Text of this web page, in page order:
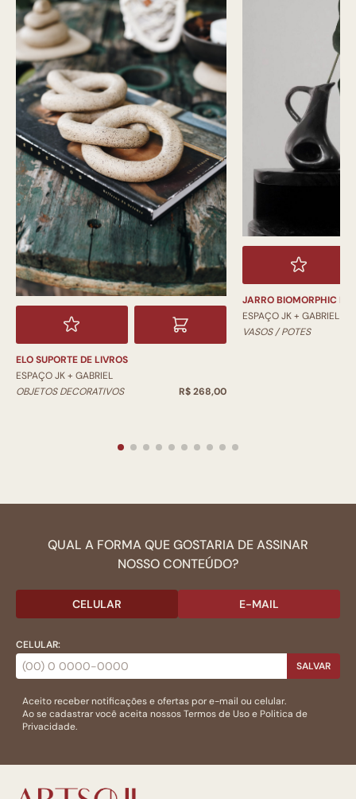
ELO SUPORTE DE LIVROS
ESPAÇO JK + GABRIEL
OBJETOS DECORATIVOS
R$ 268,00
JARRO BIOMORPHIC
ESPAÇO JK + GABRIEL
VASOS / POTES
QUAL A FORMA QUE GOSTARIA DE ASSINAR
NOSSO CONTEÚDO?
CELULAR E-MAIL
CELULAR:
SALVAR
Aceito receber notificações e ofertas por e-mail ou celular.
Ao se cadastrar você aceita nossosTermos de Usoe Politica de
Privacidade.